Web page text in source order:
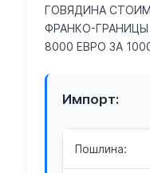
ГОВЯДИНА
ФРАНКО-
8000 ЕВРО ЗА
Импорт:
Пошлина: